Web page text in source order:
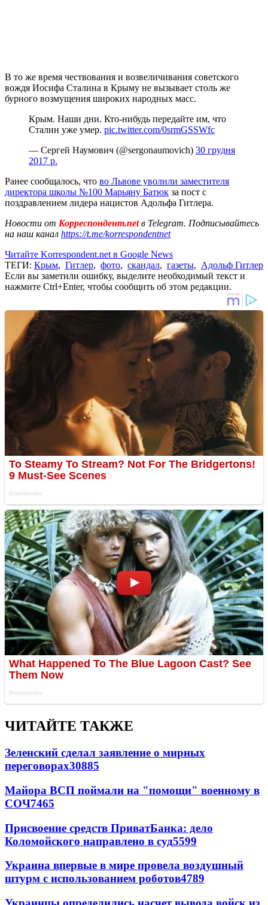
В то же время чествования и возвеличивания советского
вождя Иосифа Сталина в Крыму не вызывает столь же
бурного возмущения широких народных масс.
Крым. Наши дни. Кто-нибудь передайте им, что
Сталин уже умер. pic.twitter.com/0srmGSSWfc
— Сергей Наумович (@sergonaumovich) 30 грудня
2017 р.
Ранее сообщалось, что во Львове уволили заместителя
директора школы №100 Марьяну Батюк за пост с
поздравлением лидера нацистов Адольфа Гитлера.
Новости от Корреспондент.netв Telegram. Подписывайтесь
на наш канал https://t.me/korrespondentnet
Читайте Korrespondent.net в Google News
ТЕГИ: Крым, Гитлер, фото, скандал, газеты, Адольф Гитлер
Если вы заметили ошибку, выделите необходимый текст и
нажмите Ctrl+Enter, чтобы сообщить об этом редакции.
ЧИТАЙТЕ ТАКЖЕ
Зеленский сделал заявление о мирных
переговорах30885
Майора ВСП поймали на "помощи" военному в
СОЧ7465
Присвоение средств ПриватБанка: дело
Коломойского направлено в суд5599
Украина впервые в мире провела воздушный
штурм с использованием роботов4789